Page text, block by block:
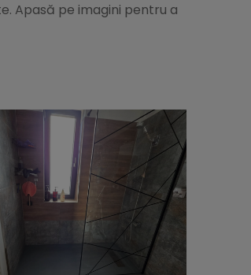
Apasă pe imagini pentru a